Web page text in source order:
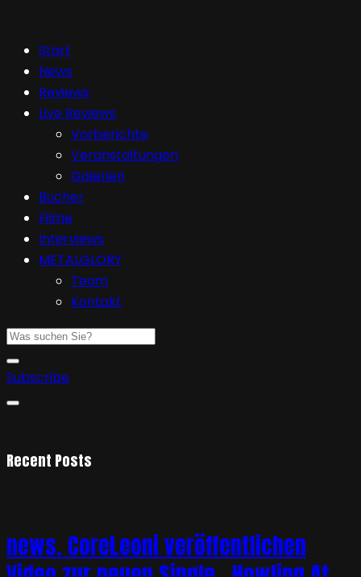
Start
News
Reviews
Live Reviews
Vorberichte
Veranstaltungen
Galerien
Bücher
Filme
Interviews
METALGLORY
Team
Kontakt
Subscribe
Recent Posts
news. CoreLeoni veröffentlichen